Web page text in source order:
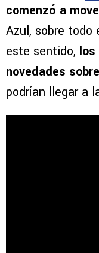
comenzó a
Azul, sobre todo
este sentido,
novedades
podrían llegar a